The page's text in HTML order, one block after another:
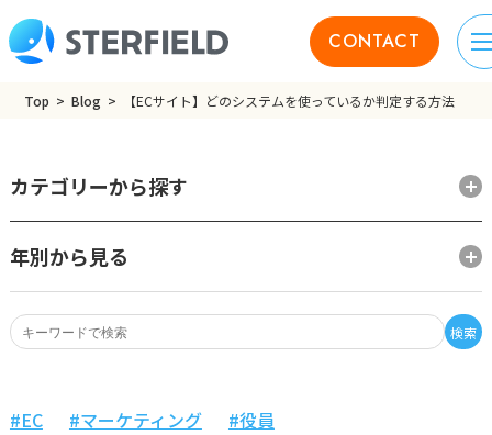
CONTACT
Top Blog 【ECサイト】どのシステムを使っているか判定する方法
検索
カテゴリーから探す
年別から見る
EC マーケティング 役員